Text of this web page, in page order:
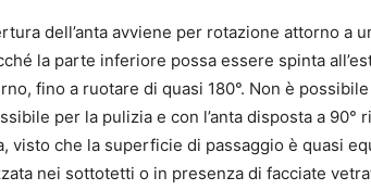
dell’anta avviene per rotazione attorno a
la parte inferiore possa essere spinta
fino a ruotare di quasi 180°. Non è
per la pulizia e con l’anta disposta a
visto che la superficie di passaggio è quasi
nei sottotetti o in presenza di facciate